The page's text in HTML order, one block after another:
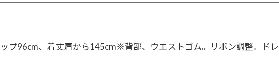
プ96cm、着丈肩から145cm※背部、ウエストゴム。リボン調整。ドレ